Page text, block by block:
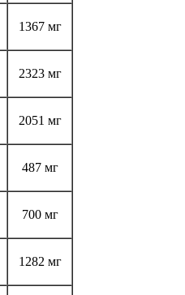
1367 мг
2323 мг
2051 мг
487 мг
700 мг
1282 мг